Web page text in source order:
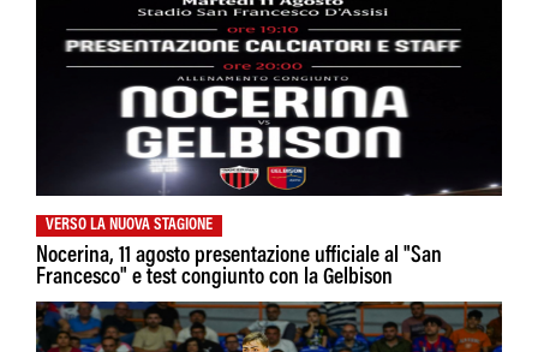
VERSO LA NUOVA STAGIONE
Nocerina, 11 agosto presentazione ufficiale al "San
Francesco" e test congiunto con la Gelbison